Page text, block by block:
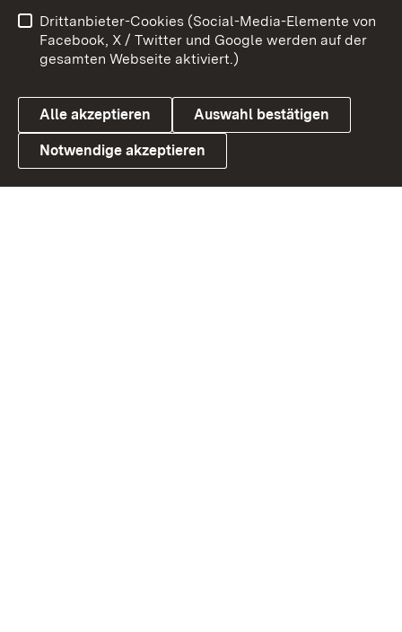
Link zum Landesportal
Benutzungshinweise
Barrierefreiheit
Datenschutz
Cookies
Drittanbieter-Cookies (Social-Media-Elemente von
Facebook, X / Twitter und Google werden auf der
gesamten Webseite aktiviert.)
Alle akzeptieren Auswahl bestätigen
Notwendige akzeptieren